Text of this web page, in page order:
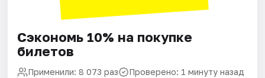
Сэкономь 10% на покупке
билетов
Применили: 8 073 раз Проверено: 1 минуту назад